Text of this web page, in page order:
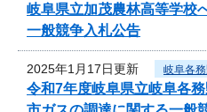
岐阜県立加茂農林高等学校
一般競争入札公告
2025年1月17日更新 岐阜各
令和7年度岐阜県立岐阜各